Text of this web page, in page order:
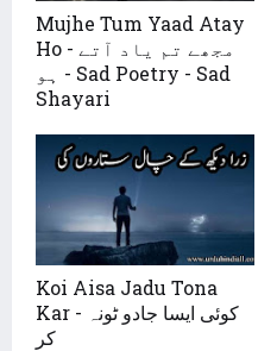
Mujhe Tum Yaad Atay
Ho - مجھے تم یاد آتے
ہو - Sad Poetry - Sad
Shayari
Koi Aisa Jadu Tona
Kar - کوئی ایسا جادو ٹونہ
کر